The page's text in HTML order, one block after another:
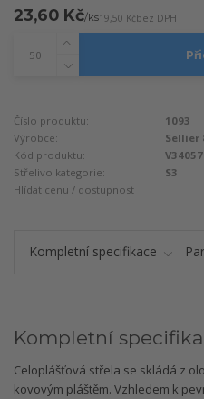
23,60 Kč/ks19,50 Kčbez DPH
Číslo produktu:
1093
Výrobce:
Sellier
Kód produktu:
Střelivo kategorie:
S3
Hlídat cenu / dostupnost
Kompletní specifikace
Kompletní
Celoplášťová střela se skládá z
kovovým pláštěm. Vzhledem k